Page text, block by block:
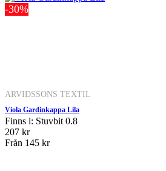
-30%
ARVIDSSONS TEXTIL
Viola Gardinkappa Lila
Finns i: Stuvbit 0.8
207 kr
Från 145 kr